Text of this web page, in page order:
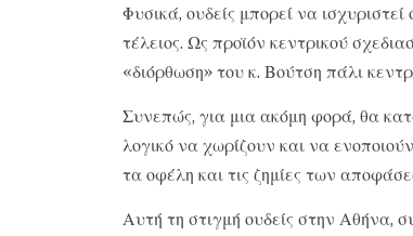
Φυσικά, ουδείς μπορεί να
τέλειος. Ως προϊόν κεντρικού
«διόρθωση» του κ. Βούτση πάλι
Συνεπώς, για μια ακόμη φορά, θα
λογικό να χωρίζουν και να
τα οφέλη και τις ζημίες των
Αυτή τη στιγμή ουδείς στην Αθήνα,